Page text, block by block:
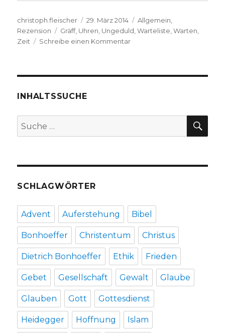
Autor
christoph.fleischer
Veröffentlicht
am
29. März 2014 Kategorien
Allgemein
Rezension
Schlagwörter
Gräff, Uhren Ungeduld ,Warteliste ,Warten
Zeit
Schreibe einen Kommentarzu
Marlies
Meerbusch
INHALTSSUCHE
Suche
nach:
SCHLAGWÖRTER
Advent Auferstehung Bibel
Bonhoeffer Christentum Christus
Dietrich Bonhoeffer Ethik Frieden
Gebet Gesellschaft Gewalt Glaube
Glauben Gott Gottesdienst
Heidegger Hoffnung Islam